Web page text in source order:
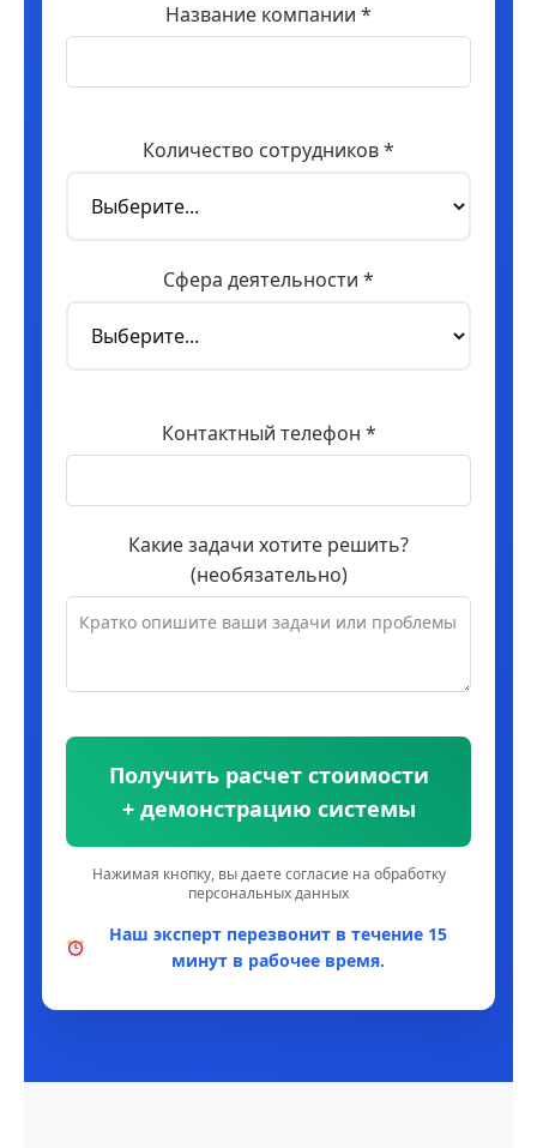
Название компании *
Количество сотрудников *
Сфера деятельности *
Контактный телефон *
Какие задачи хотите решить?
(необязательно)
Получить расчет стоимости
+ демонстрацию системы
Нажимая кнопку, вы даете согласие на обработку
персональных данных
Наш эксперт перезвонит в течение 15
минут в рабочее время.